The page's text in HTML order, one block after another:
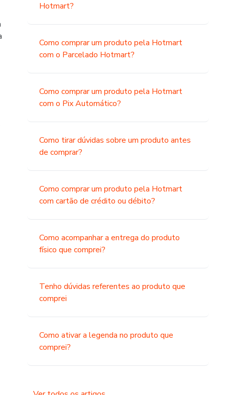
Hotmart?
Como comprar um produto pela Hotmart
com o Parcelado Hotmart?
Como comprar um produto pela Hotmart
com o Pix Automático?
Como tirar dúvidas sobre um produto antes
de comprar?
Como comprar um produto pela Hotmart
com cartão de crédito ou débito?
Como acompanhar a entrega do produto
físico que comprei?
Tenho dúvidas referentes ao produto que
comprei
Como ativar a legenda no produto que
comprei?